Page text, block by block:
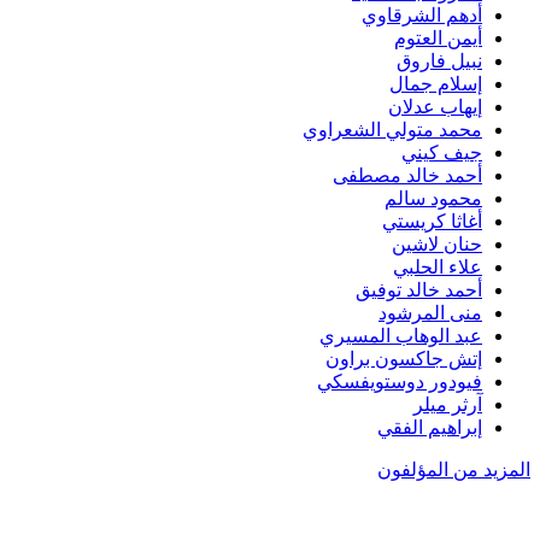
أدهم الشرقاوي
أيمن العتوم
نبيل فاروق
إسلام جمال
إيهاب عدلان
محمد متولي الشعراوي
جيف كيني
أحمد خالد مصطفى
محمود سالم
أغاثا كريستي
حنان لاشين
علاء الحلبي
أحمد خالد توفيق
منى المرشود
عبد الوهاب المسيري
إتش جاكسون براون
فيودور دوستويفسكي
آرثر ميلر
إبراهيم الفقي
المزيد من المؤلفون